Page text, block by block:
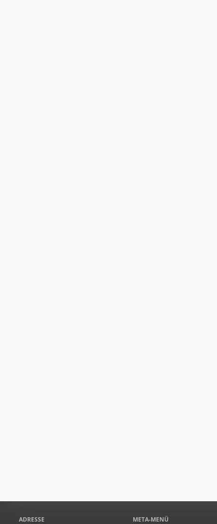
ADRESSE META-MENÜ